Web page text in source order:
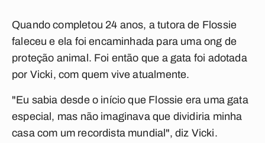
Quando completou 24 anos, a tutora de Flossie
faleceu e ela foi encaminhada para uma ong de
proteção animal. Foi então que a gata foi adotada
por Vicki, com quem vive atualmente.
"Eu sabia desde o início que Flossie era uma gata
especial, mas não imaginava que dividiria minha
casa com um recordista mundial", diz Vicki.